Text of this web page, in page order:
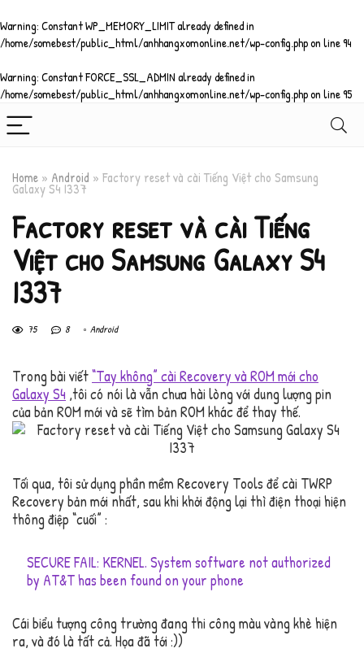
Warning: Constant WP_MEMORY_LIMIT already defined in
/home/somebest/public_html/anhhangxomonline.net/wp-config.phpon line94
Warning: Constant FORCE_SSL_ADMIN already defined in
/home/somebest/public_html/anhhangxomonline.net/wp-config.phpon line95
Home » Android » Factory reset và cài Tiếng Việt cho Samsung
Galaxy S4 I337
Factory reset và cài Tiếng
Việt cho Samsung Galaxy S4
I337
75 8 Android
Trong bài viết“Tay không” cài Recovery và ROM mới cho
Galaxy S4 ,tôi có nói là vẫn chưa hài lòng với dung lượng pin
của bản ROM mới và sẽ tìm bản ROM khác để thay thế.
Tối qua, tôi sử dụng phần mềm Recovery Tools để cài TWRP
Recovery bản mới nhất, sau khi khởi động lại thì điện thoại hiện
thông điệp “cuối” :
SECURE FAIL: KERNEL. System software not authorized
by AT&T has been found on your phone
Cái biểu tượng công trường đang thi công màu vàng khè hiện
ra, và đó là tất cả. Họa đã tới :))